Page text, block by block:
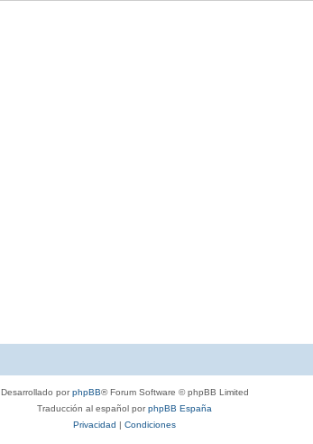
Desarrollado porphpBB® Forum Software © phpBB Limited
Traducción al español porphpBB España
Privacidad | Condiciones